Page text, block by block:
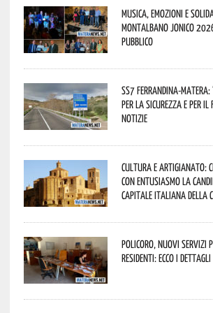
Musica, emozioni e
Montalbano Jonico
pubblico
SS7 Ferrandina-
per la sicurezza e per il
notizie
Cultura e Artigianato:
con entusiasmo la
Capitale Italiana della
Policoro, nuovi servizi
residenti: ecco i dettagli